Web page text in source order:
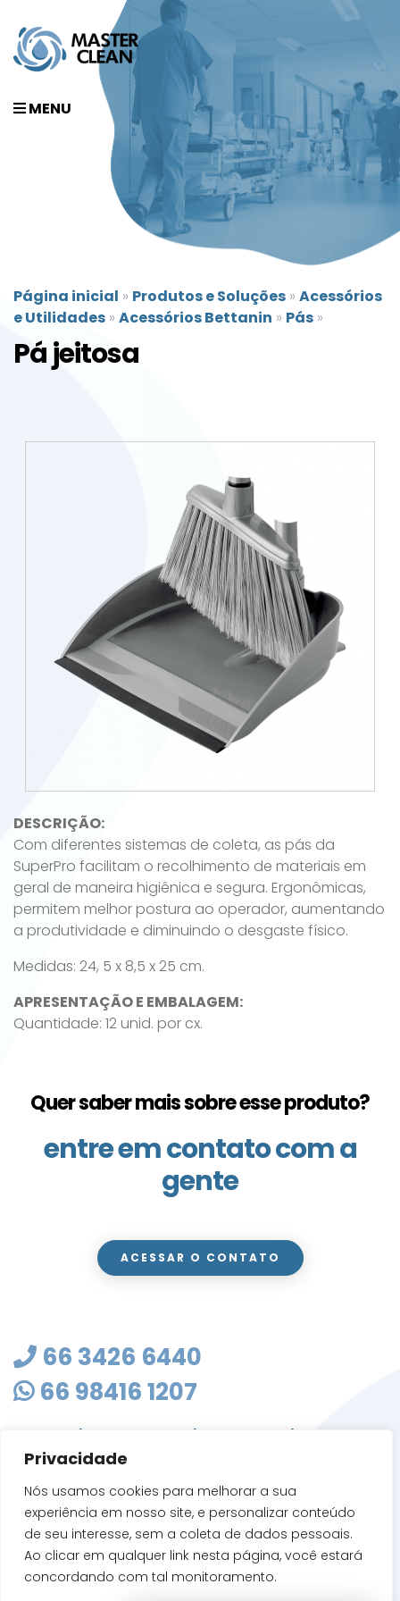
Privacidade
Nós usamos cookies para melhorar a sua
experiência em nosso site, e personalizar conteúdo
de seu interesse, sem a coleta de dados pessoais.
Ao clicar em qualquer link nesta página, você estará
concordando com tal monitoramento.
MENU
Página inicial » Produtos e Soluções » Acessórios
e Utilidades » Acessórios Bettanin » Pás »
Pá jeitosa
DESCRIÇÃO:
Com diferentes sistemas de coleta, as pás da
SuperPro facilitam o recolhimento de materiais em
geral de maneira higiênica e segura. Ergonômicas,
permitem melhor postura ao operador, aumentando
a produtividade e diminuindo o desgaste físico.
Medidas: 24, 5 x 8,5 x 25 cm.
APRESENTAÇÃO E EMBALAGEM:
Quantidade: 12 unid. por cx.
Quer saber mais sobre esse produto?
entre em contato com a
gente
ACESSAR O CONTATO
66 3426 6440
66 98416 1207
masterclean@mastercleanmt.com.br
Rua Sete de Setembro, 103 - Vila Birigui
CEP 78705-010
Rondonópolis - MT